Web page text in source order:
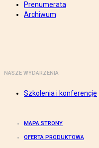
Prenumerata
Archiwum
NASZE WYDARZENIA
Szkolenia i konferencje
MAPA STRONY
OFERTA PRODUKTOWA